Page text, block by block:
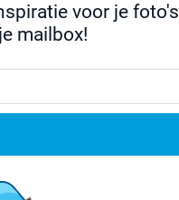
voor je foto's
mailbox!